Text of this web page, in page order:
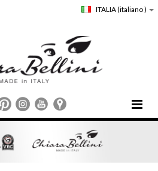
ITALIA(italiano )